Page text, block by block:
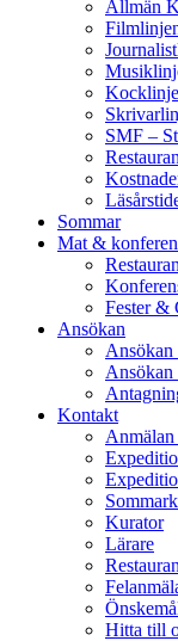
Allmän
SMF –
Sommar
Mat &
Fester &
Ansökan
Ansökan
Ansökan
Kontakt
Kurator
Lärare
Hitta till